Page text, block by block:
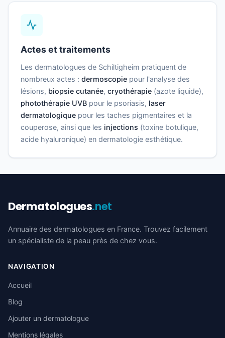
Actes et traitements
Les dermatologues de Schiltigheim pratiquent de
nombreux actes : dermoscopie pour l'analyse des
lésions, biopsie cutanée, cryothérapie (azote liquide),
photothérapie UVB pour le psoriasis, laser
dermatologique pour les taches pigmentaires et la
couperose, ainsi que les injections (toxine botulique,
acide hyaluronique) en dermatologie esthétique.
Dermatologues.net
Annuaire des dermatologues en France. Trouvez facilement
un spécialiste de la peau près de chez vous.
NAVIGATION
Accueil
Blog
Ajouter un dermatologue
Mentions légales